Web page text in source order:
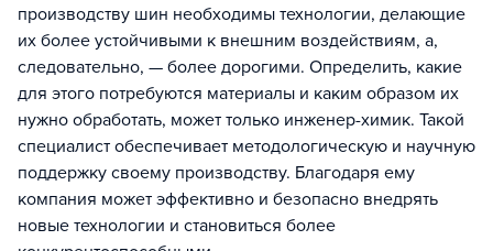
производству шин необходимы технологии, делающие
их более устойчивыми к внешним воздействиям, а,
следовательно, — более дорогими. Определить, какие
для этого потребуются материалы и каким образом их
нужно обработать, может только инженер-химик. Такой
специалист обеспечивает методологическую и научную
поддержку своему производству. Благодаря ему
компания может эффективно и безопасно внедрять
новые технологии и становиться более